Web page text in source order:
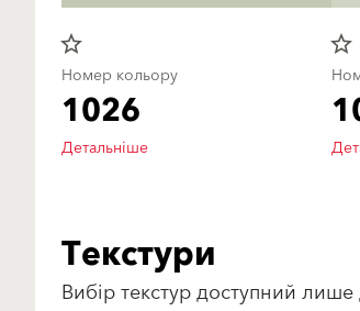
star_border
Номер кольору
1026
Детальніше
star_border
Текстури
Вибір текстур доступний